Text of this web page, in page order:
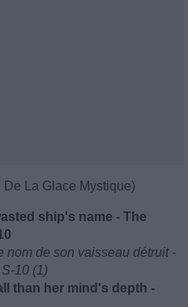
La Glace Mystique)
ship's name - The
nom de son vaisseau détruit -
10 (1)
than her mind's depth -